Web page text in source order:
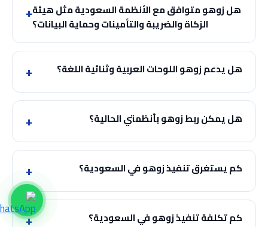
هل زوهو متوافق مع الأنظمة السعودية مثل هيئة
الزكاة والضريبة والتأمينات وحماية البيانات؟
هل يدعم زوهو اللوحات العربية وثنائية اللغة؟
هل يمكن ربط زوهو بأنظمتي الحالية؟
كم يستغرق تنفيذ زوهو في السعودية؟
كم تكلفة تنفيذ زوهو في السعودية؟